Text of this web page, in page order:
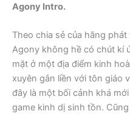
Agony Intro.
Theo chia sẻ của hãng
Agony không hề có chút kí
mặt ở một địa điểm kinh
xuyên gắn liền với tôn giáo
đây là một bối cảnh khá
game kinh dị sinh tồn.